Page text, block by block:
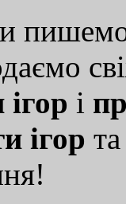
і
ігор